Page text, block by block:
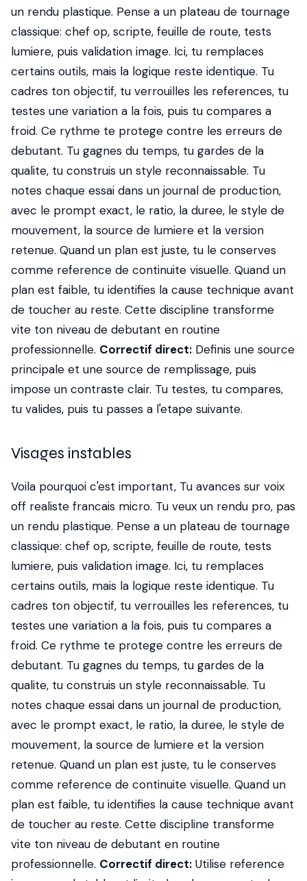
un rendu plastique. Pense a un plateau de tournage
classique: chef op, scripte, feuille de route, tests
lumiere, puis validation image. Ici, tu remplaces
certains outils, mais la logique reste identique. Tu
cadres ton objectif, tu verrouilles les references, tu
testes une variation a la fois, puis tu compares a
froid. Ce rythme te protege contre les erreurs de
debutant. Tu gagnes du temps, tu gardes de la
qualite, tu construis un style reconnaissable. Tu
notes chaque essai dans un journal de production,
avec le prompt exact, le ratio, la duree, le style de
mouvement, la source de lumiere et la version
retenue. Quand un plan est juste, tu le conserves
comme reference de continuite visuelle. Quand un
plan est faible, tu identifies la cause technique avant
de toucher au reste. Cette discipline transforme
vite ton niveau de debutant en routine
professionnelle. Correctif direct: Definis une source
principale et une source de remplissage, puis
impose un contraste clair. Tu testes, tu compares,
tu valides, puis tu passes a l'etape suivante.
Visages instables
Voila pourquoi c'est important, Tu avances sur voix
off realiste francais micro. Tu veux un rendu pro, pas
un rendu plastique. Pense a un plateau de tournage
classique: chef op, scripte, feuille de route, tests
lumiere, puis validation image. Ici, tu remplaces
certains outils, mais la logique reste identique. Tu
cadres ton objectif, tu verrouilles les references, tu
testes une variation a la fois, puis tu compares a
froid. Ce rythme te protege contre les erreurs de
debutant. Tu gagnes du temps, tu gardes de la
qualite, tu construis un style reconnaissable. Tu
notes chaque essai dans un journal de production,
avec le prompt exact, le ratio, la duree, le style de
mouvement, la source de lumiere et la version
retenue. Quand un plan est juste, tu le conserves
comme reference de continuite visuelle. Quand un
plan est faible, tu identifies la cause technique avant
de toucher au reste. Cette discipline transforme
vite ton niveau de debutant en routine
professionnelle. Correctif direct: Utilise reference